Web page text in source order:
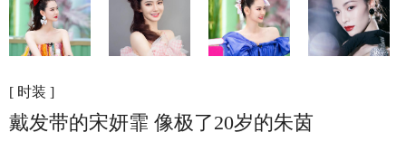
[ 时装 ]
戴发带的宋妍霏 像极了20岁的朱茵